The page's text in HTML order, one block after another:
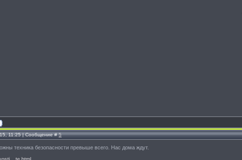
11:25 | Сообщение #5
техника безопасности превыше всего. Нас дома ждут.